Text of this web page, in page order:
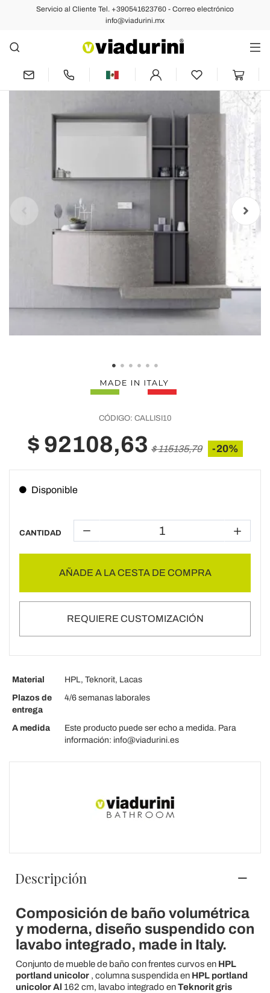
Servicio al Cliente Tel. +390541623760 - Correo electrónico
info@viadurini.mx
Anterior Siguiente
Composición de baño, suspensión de
diseño italiano moderno - Callisi10
CÓDIGO: CALLISI10
$ 92108,63 $ 115135,79 -20%
Disponible
CANTIDAD
AÑADE A LA CESTA DE COMPRA
REQUIERE CUSTOMIZACIÓN
Material
HPL, Teknorit, Lacas
Plazos de
entrega
4/6 semanas laborales
A medida
Este producto puede ser echo a medida. Para
información: info@viadurini.es
Descripción
Composición de baño volumétrica
y moderna, diseño suspendido con
lavabo integrado, made in Italy.
Conjunto de mueble de baño con frentes curvos en HPL
portland unicolor, columna suspendida en HPL portland
unicolor Al 162 cm, lavabo integrado enTeknorit gris